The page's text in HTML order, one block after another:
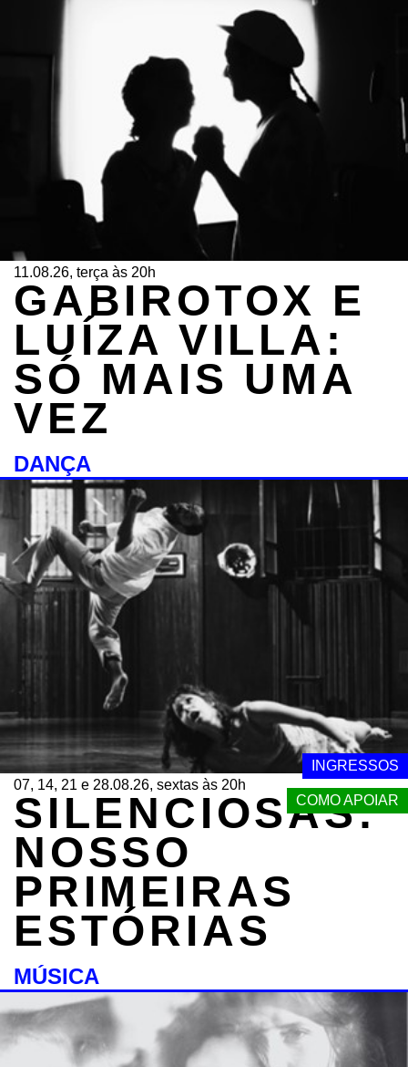
INGRESSOS
COMO APOIAR
11.08.26, terça às 20h
GABIROTOX E
LUÍZA VILLA:
SÓ MAIS UMA
VEZ
DANÇA
07, 14, 21 e 28.08.26, sextas às 20h
SILENCIOSAS:
NOSSO
PRIMEIRAS
ESTÓRIAS
MÚSICA